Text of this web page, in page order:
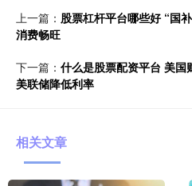
上一篇： 股票杠杆平台哪些好 “国
消费畅旺
下一篇： 什么是股票配资平台 美国
美联储降低利率
相关文章